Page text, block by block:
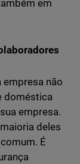
em
empresa não
doméstica
empresa.
deles
É